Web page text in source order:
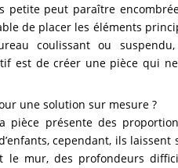
petite peut paraître
de placer les éléments
coulissant ou
est de créer une pièce qui
une solution sur mesure ?
pièce présente des
cependant, ils laissent
le mur, des profondeurs